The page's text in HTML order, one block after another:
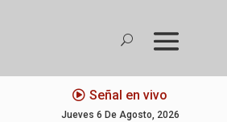
Señal en vivo
Jueves 6 De Agosto, 2026